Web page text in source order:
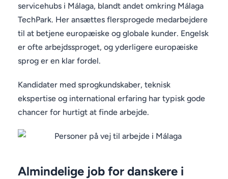
servicehubs i Málaga, blandt andet omkring Málaga
TechPark. Her ansættes flersprogede medarbejdere
til at betjene europæiske og globale kunder. Engelsk
er ofte arbejdssproget, og yderligere europæiske
sprog er en klar fordel.
Kandidater med sprogkundskaber, teknisk
ekspertise og international erfaring har typisk gode
chancer for hurtigt at finde arbejde.
Almindelige job for danskere i